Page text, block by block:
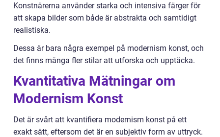
Konstnärerna använder starka och intensiva färger för
att skapa bilder som både är abstrakta och samtidigt
realistiska.
Dessa är bara några exempel på modernism konst, och
det finns många fler stilar att utforska och upptäcka.
Kvantitativa Mätningar om
Modernism Konst
Det är svårt att kvantifiera modernism konst på ett
exakt sätt, eftersom det är en subjektiv form av uttryck.